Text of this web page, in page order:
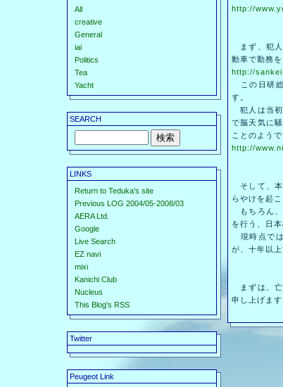
All
creative
General
iai
Politics
Tea
Yacht
SEARCH
LINKS
Return to Teduka's site
Previous LOG 2004/05-2008/03
AERA Ltd.
Google
Live Search
EZ navi
mixi
Kanichi Club
Nucleus
This Blog's RSS
Twitter
Peugeot Link
http://
まず、犯人
動車で勤務を
http://
この日研総
す。
犯人は当初
で脳天気に
ことのようで
http://
そして、本
らやけを起
もちろん、
を行う、日
現時点では
が、十年以
まずは、亡
申し上げます